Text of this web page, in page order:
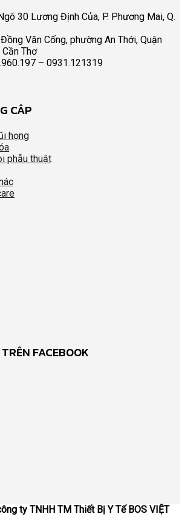
30 Lương Định Của, P. Phương Mai, Q.
Văn Cống, phường An Thới, Quận
Cần Thơ
– 0931.121319
CÂP
họng
phẫu thuật
FACEBOOK
ty TNHH TM Thiết Bị Y Tế BOS VIỆT